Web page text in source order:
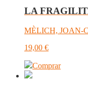
LA
MÈLICH, JOAN-
19,00 €
Comprar